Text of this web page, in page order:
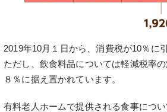
2019年10月１日から、消費税が10％に
ただし、飲食料品については軽減税率
８％に据え置かれています。
有料老人ホームで提供される食事につ